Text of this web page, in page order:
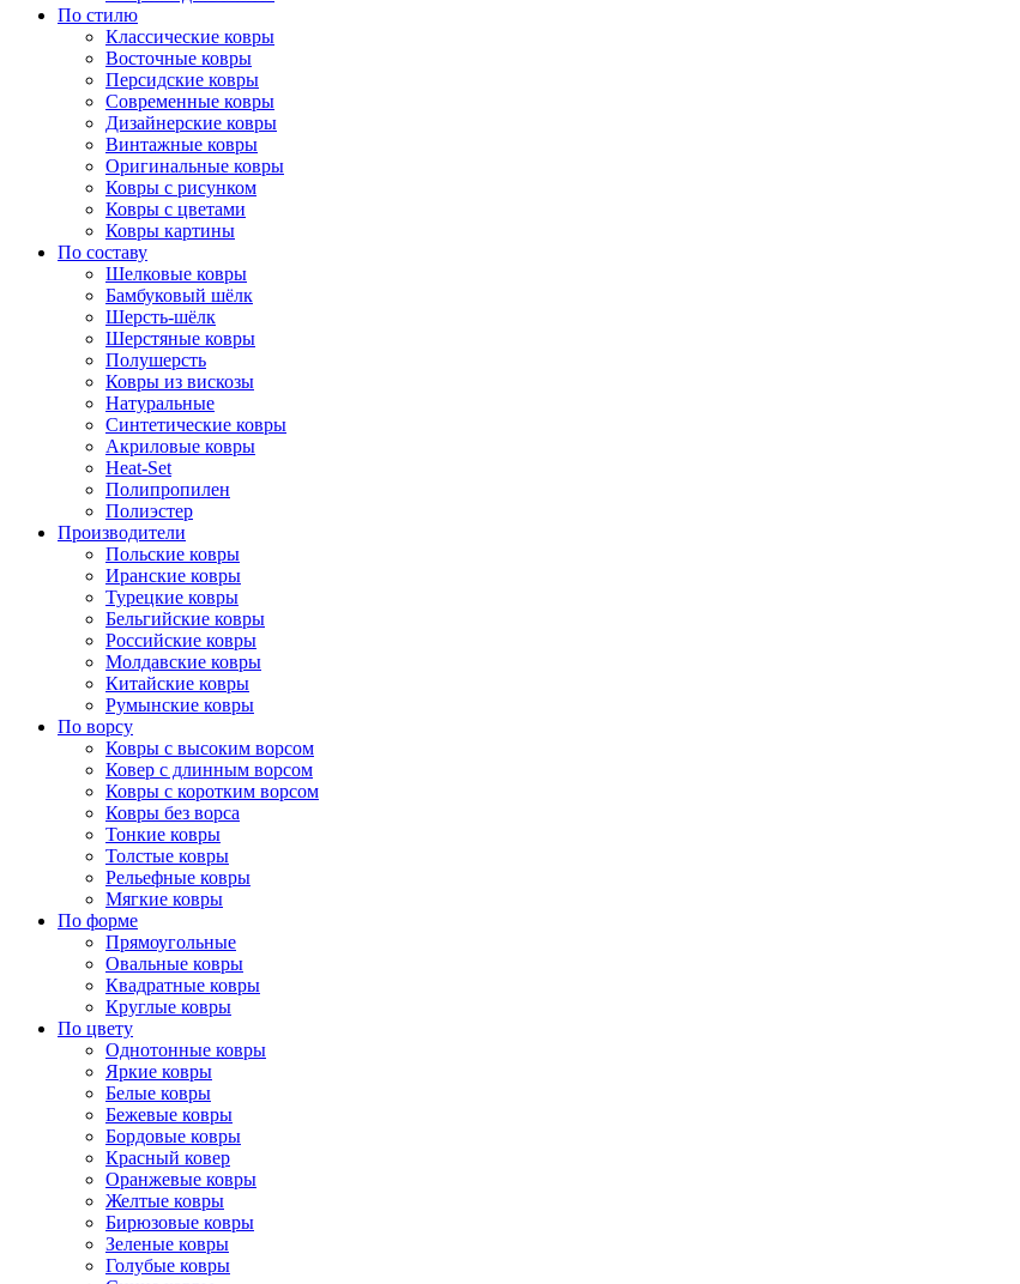
По стилю
Классические ковры
Восточные ковры
Персидские ковры
Современные ковры
Дизайнерские ковры
Винтажные ковры
Оригинальные ковры
Ковры с рисунком
Ковры с цветами
Ковры картины
По составу
Шелковые ковры
Бамбуковый шёлк
Шерсть-шёлк
Шерстяные ковры
Полушерсть
Ковры из вискозы
Натуральные
Синтетические ковры
Акриловые ковры
Heat-Set
Полипропилен
Полиэстер
Производители
Польские ковры
Иранские ковры
Турецкие ковры
Бельгийские ковры
Российские ковры
Молдавские ковры
Китайские ковры
Румынские ковры
По ворсу
Ковры с высоким ворсом
Ковер с длинным ворсом
Ковры с коротким ворсом
Ковры без ворса
Тонкие ковры
Толстые ковры
Рельефные ковры
Мягкие ковры
По форме
Прямоугольные
Овальные ковры
Квадратные ковры
Круглые ковры
По цвету
Однотонные ковры
Яркие ковры
Белые ковры
Бежевые ковры
Бордовые ковры
Красный ковер
Оранжевые ковры
Желтые ковры
Бирюзовые ковры
Зеленые ковры
Голубые ковры